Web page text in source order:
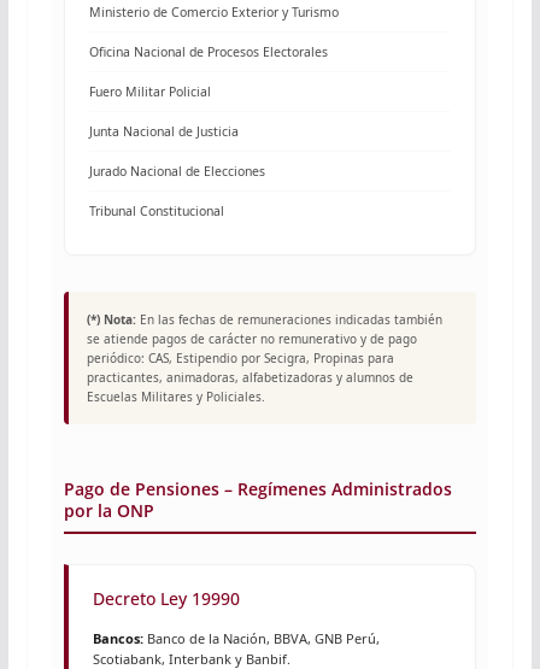
Ministerio de Comercio Exterior y Turismo
Oficina Nacional de Procesos Electorales
Fuero Militar Policial
Junta Nacional de Justicia
Jurado Nacional de Elecciones
Tribunal Constitucional
(*) Nota:En las fechas de remuneraciones indicadas también
se atiende pagos de carácter no remunerativo y de pago
periódico: CAS, Estipendio por Secigra, Propinas para
practicantes, animadoras, alfabetizadoras y alumnos de
Escuelas Militares y Policiales.
Pago de Pensiones – Regímenes Administrados
por la ONP
Decreto Ley 19990
Bancos:Banco de la Nación, BBVA, GNB Perú,
Scotiabank, Interbank y Banbif.